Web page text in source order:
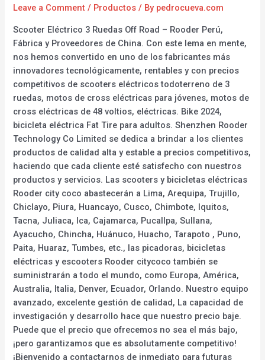
Leave a Comment / Productos / By pedrocueva.com
Scooter Eléctrico 3 Ruedas Off Road – Rooder Perú,
Fábrica y Proveedores de China. Con este lema en mente,
nos hemos convertido en uno de los fabricantes más
innovadores tecnológicamente, rentables y con precios
competitivos de scooters eléctricos todoterreno de 3
ruedas, motos de cross eléctricas para jóvenes, motos de
cross eléctricas de 48 voltios, eléctricas. Bike 2024,
bicicleta eléctrica Fat Tire para adultos. Shenzhen Rooder
Technology Co Limited se dedica a brindar a los clientes
productos de calidad alta y estable a precios competitivos,
haciendo que cada cliente esté satisfecho con nuestros
productos y servicios. Las scooters y bicicletas eléctricas
Rooder city coco abastecerán a Lima, Arequipa, Trujillo,
Chiclayo, Piura, Huancayo, Cusco, Chimbote, Iquitos,
Tacna, Juliaca, Ica, Cajamarca, Pucallpa, Sullana,
Ayacucho, Chincha, Huánuco, Huacho, Tarapoto , Puno,
Paita, Huaraz, Tumbes, etc., las picadoras, bicicletas
eléctricas y escooters Rooder citycoco también se
suministrarán a todo el mundo, como Europa, América,
Australia, Italia, Denver, Ecuador, Orlando. Nuestro equipo
avanzado, excelente gestión de calidad, La capacidad de
investigación y desarrollo hace que nuestro precio baje.
Puede que el precio que ofrecemos no sea el más bajo,
¡pero garantizamos que es absolutamente competitivo!
¡Bienvenido a contactarnos de inmediato para futuras